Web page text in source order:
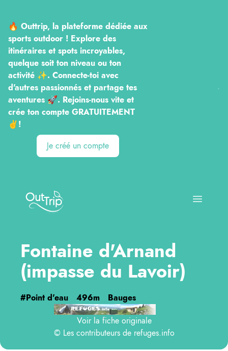
🔥 Outtrip, la plateforme dédiée aux
sports outdoor ! Explore des
itinéraires et spots incroyables,
quelque soit ton niveau ou ton
activité ✨. Connecte-toi avec
d'autres passionnés et partage tes
aventures 🚀. Rejoins-nous vite et
crée ton compte GRATUITEMENT
✌️!
Je créé un compte
Outtrip
Open
Fontaine d'Arnand
(impasse du Lavoir)
#Point d'eau 496m
Bauges
Voir la fiche originale
© Les contributeurs de refuges.info